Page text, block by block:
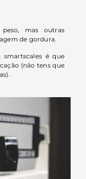
mas outras
de gordura.
é que
(não tens que